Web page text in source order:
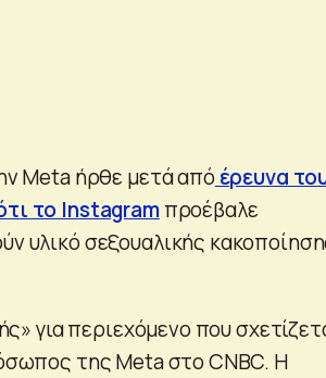
Meta ήρθε μετά απόέρευνα
το Instagramπροέβαλε
υλικό σεξουαλικής
για περιεχόμενο που
της Meta στο CNBC. Η